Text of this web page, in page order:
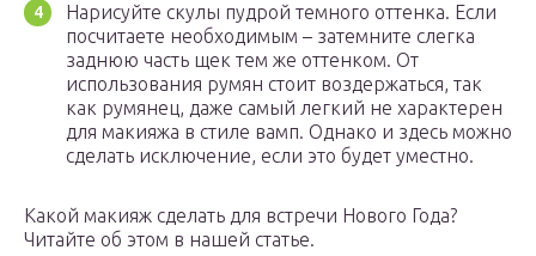
Нарисуйте скулы пудрой темного оттенка. Если
посчитаете необходимым – затемните слегка
заднюю часть щек тем же оттенком. От
использования румян стоит воздержаться, так
как румянец, даже самый легкий не характерен
для макияжа в стиле вамп. Однако и здесь можно
сделать исключение, если это будет уместно.
Какой макияж сделать для встречи Нового Года?
Читайте об этом в нашей статье.